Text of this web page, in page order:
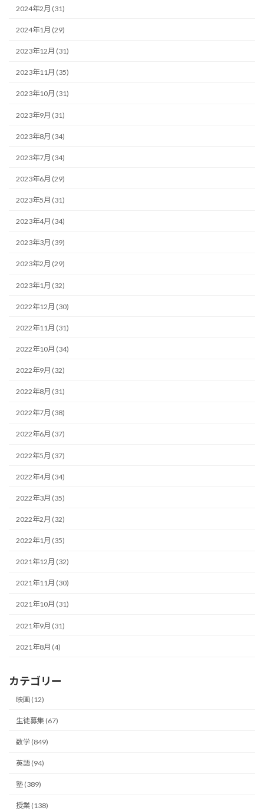
2024年2月 (31)
2024年1月 (29)
2023年12月 (31)
2023年11月 (35)
2023年10月 (31)
2023年9月 (31)
2023年8月 (34)
2023年7月 (34)
2023年6月 (29)
2023年5月 (31)
2023年4月 (34)
2023年3月 (39)
2023年2月 (29)
2023年1月 (32)
2022年12月 (30)
2022年11月 (31)
2022年10月 (34)
2022年9月 (32)
2022年8月 (31)
2022年7月 (38)
2022年6月 (37)
2022年5月 (37)
2022年4月 (34)
2022年3月 (35)
2022年2月 (32)
2022年1月 (35)
2021年12月 (32)
2021年11月 (30)
2021年10月 (31)
2021年9月 (31)
2021年8月 (4)
カテゴリー
映画 (12)
生徒募集 (67)
数学 (849)
英語 (94)
塾 (389)
授業 (138)